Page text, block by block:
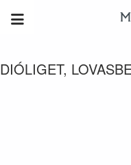
DIÓLIGET,